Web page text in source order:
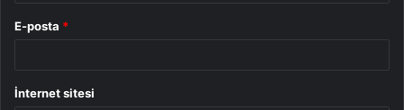
E-posta *
İnternet sitesi